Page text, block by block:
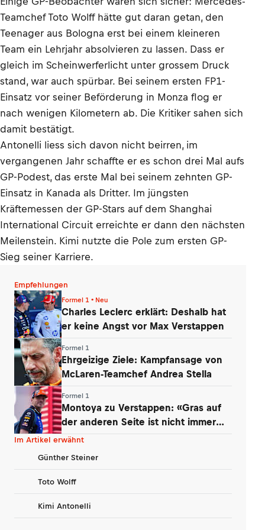
Teamchef Toto Wolff hätte gut daran getan, den
Teenager aus Bologna erst bei einem kleineren
Team ein Lehrjahr absolvieren zu lassen. Dass er
gleich im Scheinwerferlicht unter grossem Druck
stand, war auch spürbar. Bei seinem ersten FP1-
Einsatz vor seiner Beförderung in Monza flog er
nach wenigen Kilometern ab. Die Kritiker sahen sich
damit bestätigt.
Antonelli liess sich davon nicht beirren, im
vergangenen Jahr schaffte er es schon drei Mal aufs
GP-Podest, das erste Mal bei seinem zehnten GP-
Einsatz in Kanada als Dritter. Im jüngsten
Kräftemessen der GP-Stars auf dem Shanghai
International Circuit erreichte er dann den nächsten
Meilenstein. Kimi nutzte die Pole zum ersten GP-
Sieg seiner Karriere.
Empfehlungen
Formel 1 • Neu
Charles Leclerc erklärt: Deshalb hat
er keine Angst vor Max Verstappen
Formel 1
Ehrgeizige Ziele: Kampfansage von
McLaren-Teamchef Andrea Stella
Formel 1
Montoya zu Verstappen: «Gras auf
der anderen Seite ist nicht immer
grüner»
Im Artikel erwähnt
Günther Steiner
Toto Wolff
Kimi Antonelli